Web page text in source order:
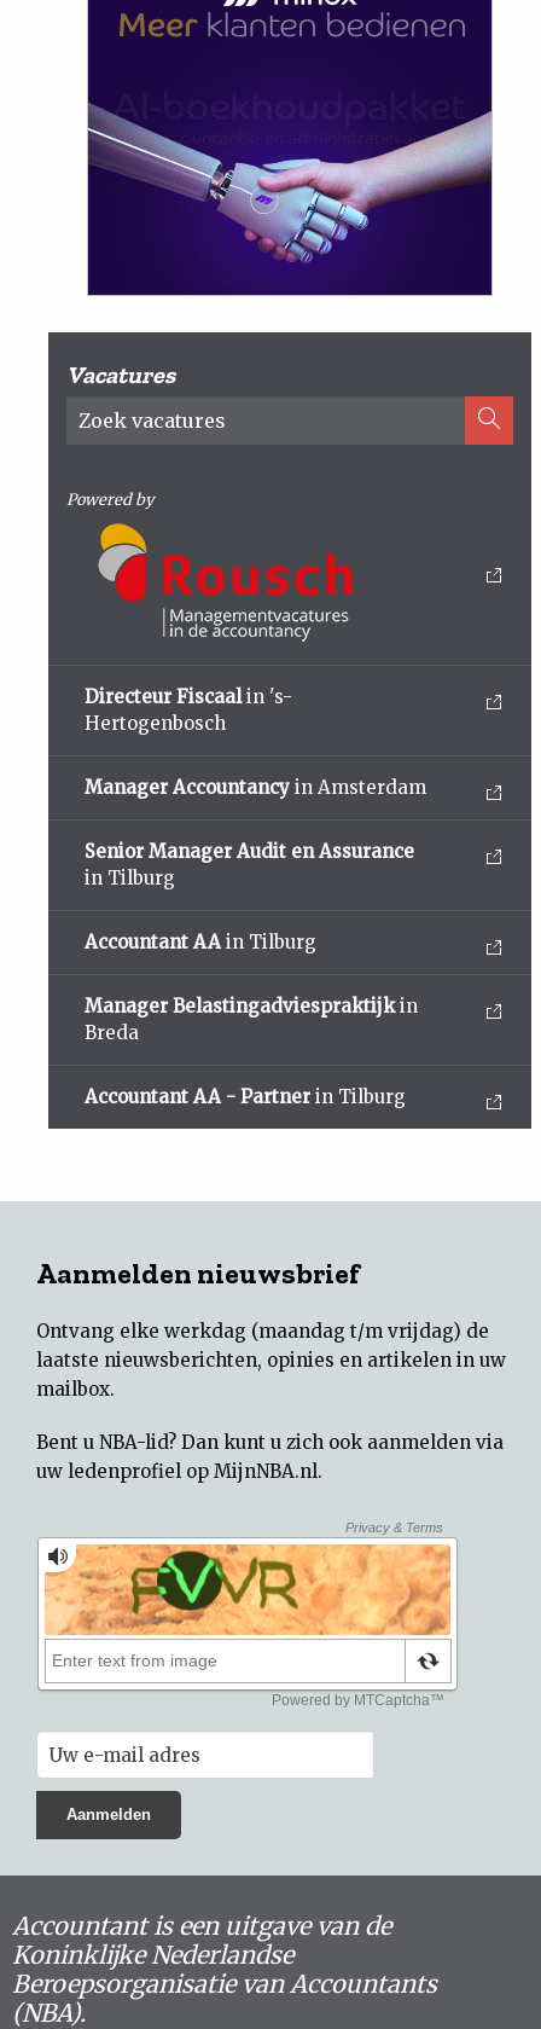
Vacatures
Powered by
Directeur Fiscaalin 's-
Hertogenbosch
Manager Accountancy in Amsterdam
Senior Manager Audit en Assurance
in Tilburg
Accountant AAin Tilburg
Manager Belastingadviespraktijkin
Breda
Accountant AA - Partner in Tilburg
Aanmelden nieuwsbrief
Ontvang elke werkdag (maandag t/m vrijdag) de
laatste nieuwsberichten, opinies en artikelen in uw
mailbox.
Bent u NBA-lid? Dan kunt u zich ook aanmelden via
uw ledenprofiel op MijnNBA.nl.
Accountant is een uitgave van de
Koninklijke Nederlandse
Beroepsorganisatie van Accountants
(NBA).